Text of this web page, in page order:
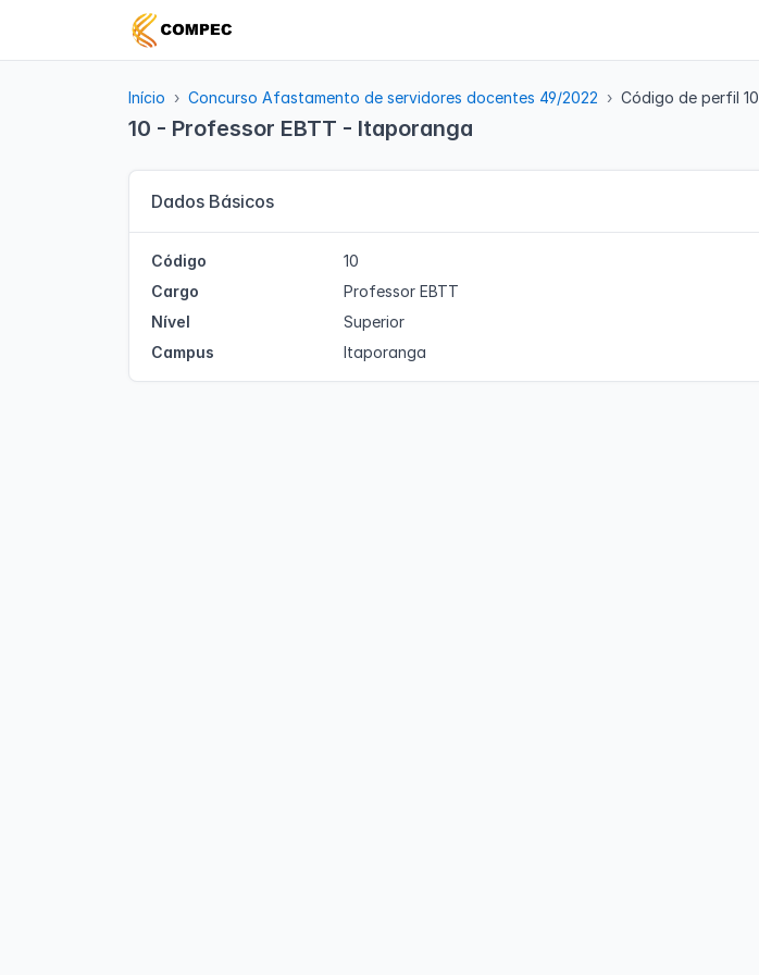
Início Concurso Afastamento de servidores docentes 49/2022 Código de perfil 10
10 - Professor EBTT - Itaporanga
Dados Básicos
Código
10
Cargo
Professor EBTT
Nível
Superior
Campus
Itaporanga